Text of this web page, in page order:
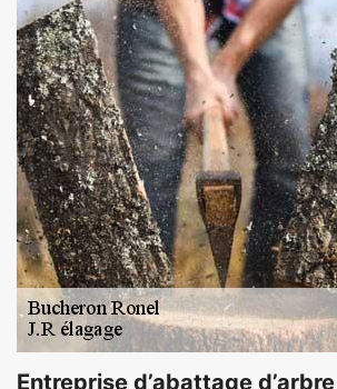
Entreprise d’abattage